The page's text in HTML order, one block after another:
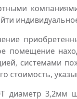
помещение
системами
стоимость,
диаметр